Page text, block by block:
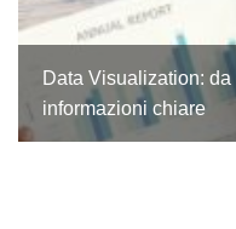
Data Visualization:
informazioni chiare